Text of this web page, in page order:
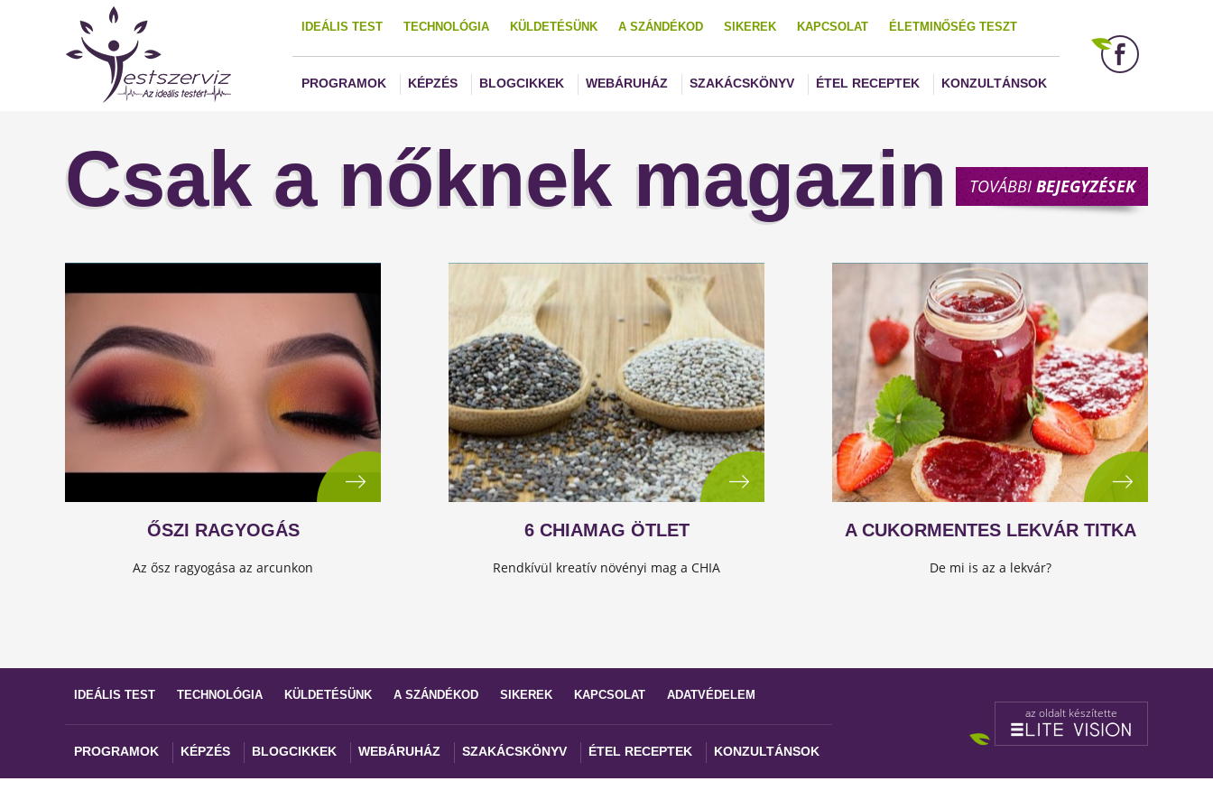
IDEÁLIS TEST TECHNOLÓGIA KÜLDETÉSÜNK A SZÁNDÉKOD SIKEREK KAPCSOLAT ÉLETMINŐSÉG TESZT
PROGRAMOK KÉPZÉS BLOGCIKKEK WEBÁRUHÁZ SZAKÁCSKÖNYV ÉTEL RECEPTEK KONZULTÁNSOK
Csak a nőknek magazin TOVÁBBIBEJEGYZÉSEK
ŐSZI RAGYOGÁS
Az ősz ragyogása az arcunkon
6 CHIAMAG ÖTLET
Rendkívül kreatív növényi mag a CHIA
A CUKORMENTES LEKVÁR TITKA
De mi is az a lekvár?
IDEÁLIS TEST TECHNOLÓGIA KÜLDETÉSÜNK A SZÁNDÉKOD SIKEREK KAPCSOLAT ADATVÉDELEM
PROGRAMOK KÉPZÉS BLOGCIKKEK WEBÁRUHÁZ SZAKÁCSKÖNYV ÉTEL RECEPTEK KONZULTÁNSOK
az oldalt készítette